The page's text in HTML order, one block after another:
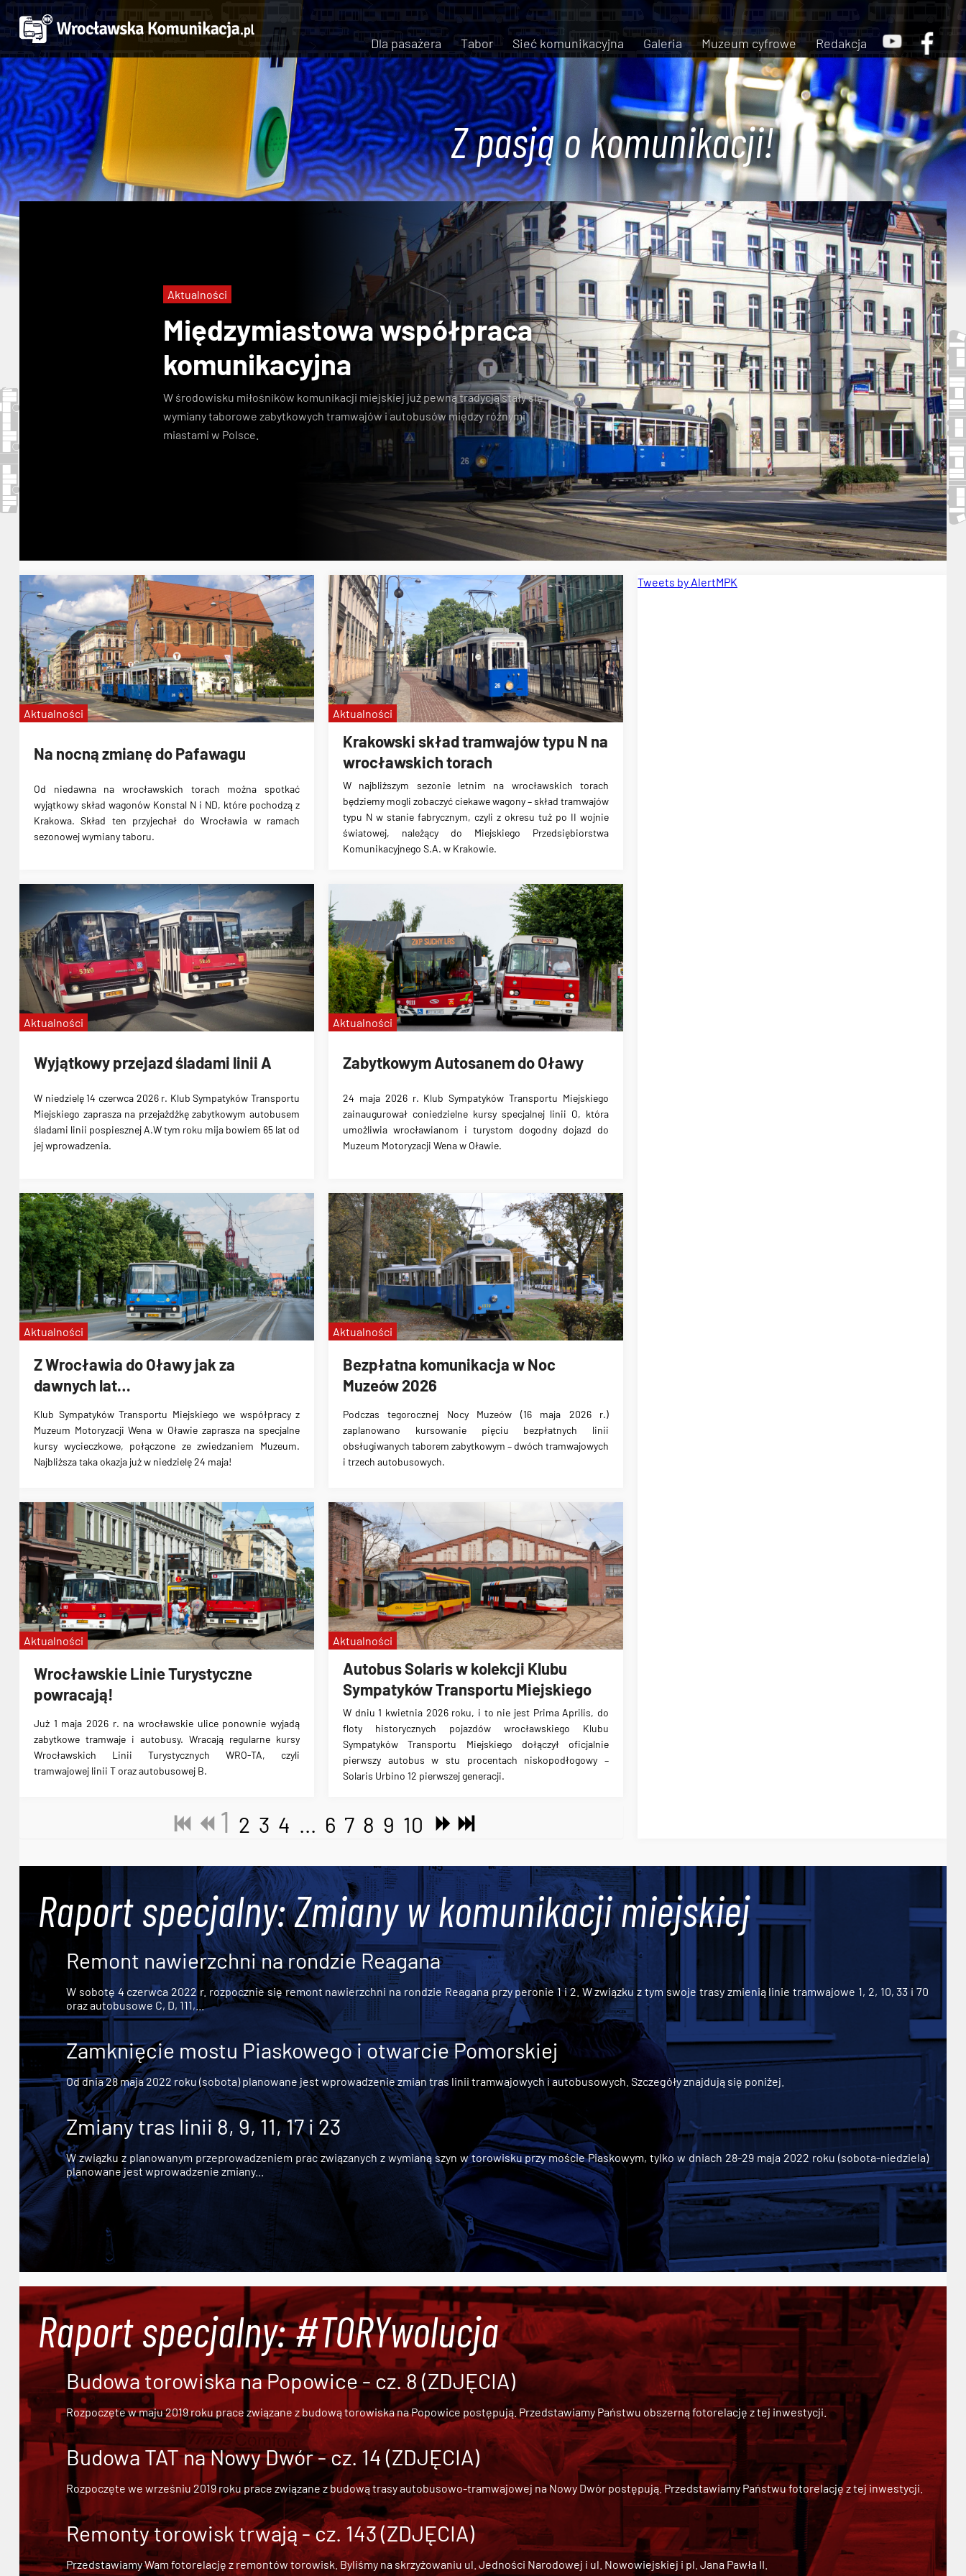
Dla pasażera Tabor Sieć komunikacyjna Galeria Muzeum cyfrowe Redakcja
Z pasją o komunikacji!
Międzymiastowa współpraca
komunikacyjna
W środowisku miłośników komunikacji miejskiej już pewną tradycją stały się
wymiany taborowe zabytkowych tramwajów i autobusów między różnymi
miastami w Polsce.
Aktualności
Konstal N zabytkowe tramwaje KSTM linie specjalne Wrocławskie Linie Turystyczne MPK Kraków
Na nocną zmianę do Pafawagu
Od niedawna na wrocławskich torach można spotkać
wyjątkowy skład wagonów Konstal N i ND, które pochodzą z
Krakowa. Skład ten przyjechał do Wrocławia w ramach
sezonowej wymiany taboru.
Aktualności
Krakowski skład tramwajów typu N na
wrocławskich torach
W najbliższym sezonie letnim na wrocławskich torach
będziemy mogli zobaczyć ciekawe wagony – skład tramwajów
typu N w stanie fabrycznym, czyli z okresu tuż po II wojnie
światowej, należący do Miejskiego Przedsiębiorstwa
Komunikacyjnego S.A. w Krakowie.
Aktualności
Wyjątkowy przejazd śladami linii A
W niedzielę 14 czerwca 2026 r. Klub Sympatyków Transportu
Miejskiego zaprasza na przejażdżkę zabytkowym autobusem
śladami linii pospiesznej A.W tym roku mija bowiem 65 lat od
jej wprowadzenia.
Aktualności
Zabytkowym Autosanem do Oławy
24 maja 2026 r. Klub Sympatyków Transportu Miejskiego
zainaugurował coniedzielne kursy specjalnej linii O, która
umożliwia wrocławianom i turystom dogodny dojazd do
Muzeum Motoryzacji Wena w Oławie.
Aktualności
Z Wrocławia do Oławy jak za
dawnych lat…
Klub Sympatyków Transportu Miejskiego we współpracy z
Muzeum Motoryzacji Wena w Oławie zaprasza na specjalne
kursy wycieczkowe, połączone ze zwiedzaniem Muzeum.
Najbliższa taka okazja już w niedzielę 24 maja!
Aktualności
Bezpłatna komunikacja w Noc
Muzeów 2026
Podczas tegorocznej Nocy Muzeów (16 maja 2026 r.)
zaplanowano kursowanie pięciu bezpłatnych linii
obsługiwanych taborem zabytkowym – dwóch tramwajowych
i trzech autobusowych.
Aktualności
Wrocławskie Linie Turystyczne
powracają!
Już 1 maja 2026 r. na wrocławskie ulice ponownie wyjadą
zabytkowe tramwaje i autobusy. Wracają regularne kursy
Wrocławskich Linii Turystycznych WRO-TA, czyli
tramwajowej linii T oraz autobusowej B.
Aktualności
Autobus Solaris w kolekcji Klubu
Sympatyków Transportu Miejskiego
W dniu 1 kwietnia 2026 roku, i to nie jest Prima Aprilis, do
floty historycznych pojazdów wrocławskiego Klubu
Sympatyków Transportu Miejskiego dołączył oficjalnie
pierwszy autobus w stu procentach niskopodłogowy –
Solaris Urbino 12 pierwszej generacji.
Aktualności
1 2 3 4 ... 6 7 8 9 10
Tweets by AlertMPK
Raport specjalny: Zmiany w komunikacji miejskiej
Remont nawierzchni na rondzie Reagana
W sobotę 4 czerwca 2022 r. rozpocznie się remont nawierzchni na rondzie Reagana przy peronie 1 i 2. W związku z tym swoje trasy zmienią linie tramwajowe 1, 2, 10, 33 i 70
oraz autobusowe C, D, 111,...
Zamknięcie mostu Piaskowego i otwarcie Pomorskiej
Od dnia 28 maja 2022 roku (sobota) planowane jest wprowadzenie zmian tras linii tramwajowych i autobusowych. Szczegóły znajdują się poniżej.
Zmiany tras linii 8, 9, 11, 17 i 23
W związku z planowanym przeprowadzeniem prac związanych z wymianą szyn w torowisku przy moście Piaskowym, tylko w dniach 28-29 maja 2022 roku (sobota-niedziela)
planowane jest wprowadzenie zmiany...
Raport specjalny: #TORYwolucja
Budowa torowiska na Popowice - cz. 8 (ZDJĘCIA)
Rozpoczęte w maju 2019 roku prace związane z budową torowiska na Popowice postępują. Przedstawiamy Państwu obszerną fotorelację z tej inwestycji.
Budowa TAT na Nowy Dwór - cz. 14 (ZDJĘCIA)
Rozpoczęte we wrześniu 2019 roku prace związane zbudową trasy autobusowo-tramwajowej na Nowy Dwórpostępują. Przedstawiamy Państwu fotorelację z tej inwestycji.
Remonty torowisk trwają - cz. 143 (ZDJĘCIA)
Przedstawiamy Wam fotorelację z remontów torowisk. Byliśmy na skrzyżowaniu ul. Jedności Narodowej i ul. Nowowiejskiej i pl. Jana Pawła II.